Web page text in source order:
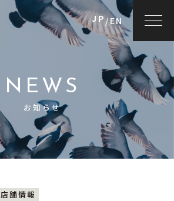
JP/EN
NEWS
お知らせ
店舗情報